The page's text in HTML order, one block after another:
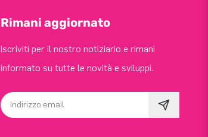
Rimani aggiornato
Iscriviti per il nostro notiziario e rimani
informato su tutte le novità e sviluppi.
Indirizzo email